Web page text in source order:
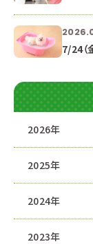
7/24（
2026年
2025年
2024年
2023年